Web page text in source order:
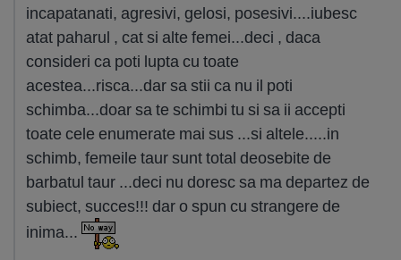
incapatanati, agresivi, gelosi, posesivi....iubesc
atat paharul , cat si alte femei...deci , daca
consideri ca poti lupta cu toate
acestea...risca...dar sa stii ca nu il poti
schimba...doar sa te schimbi tu si sa ii accepti
toate cele enumerate mai sus ...si altele.....in
schimb, femeile taur sunt total deosebite de
barbatul taur ...deci nu doresc sa ma departez de
subiect, succes!!! dar o spun cu strangere de
inima...